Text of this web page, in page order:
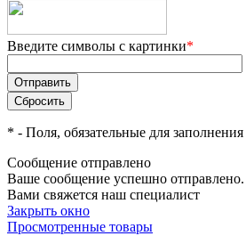
Введите символы с картинки*
* - Поля, обязательные для заполнения
Сообщение отправлено
Ваше сообщение успешно
Вами свяжется наш специалист
Закрыть окно
Просмотренные товары